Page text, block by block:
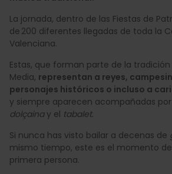
La jornada, dentro de las Fiestas de
de 200 diferentes llegadas de toda la
Valenciana.
Estas, que forman parte de la tradición
Media, representan a reyes,
personajes históricos o incluso a
y siempre aparecen acompañadas
dolçainay el tabalet.
Si nunca has visto bailar a decenas de
mismo tiempo, este es el momento
primera persona.